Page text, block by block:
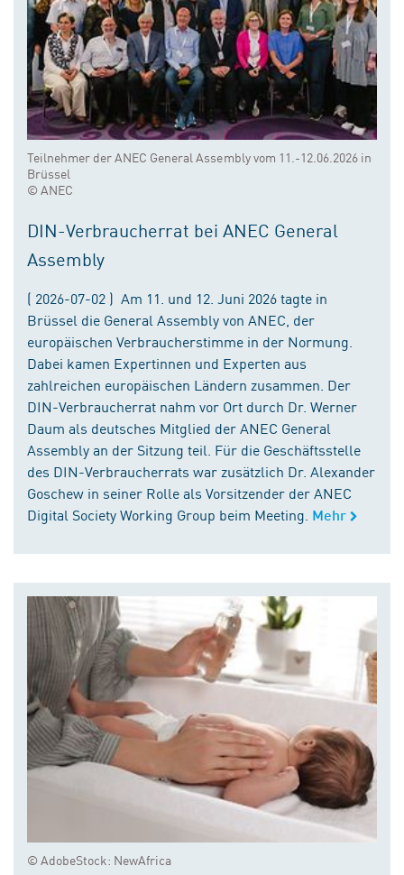
Teilnehmer der ANEC General Assembly vom 11.-12.06.2026 in
Brüssel
© ANEC
DIN-Verbraucherrat bei ANEC General
Assembly
( 2026-07-02 ) Am 11. und 12. Juni 2026 tagte in
Brüssel die General Assembly von ANEC, der
europäischen Verbraucherstimme in der Normung.
Dabei kamen Expertinnen und Experten aus
zahlreichen europäischen Ländern zusammen. Der
DIN-Verbraucherrat nahm vor Ort durch Dr. Werner
Daum als deutsches Mitglied der ANEC General
Assembly an der Sitzung teil. Für die Geschäftsstelle
des DIN-Verbraucherrats war zusätzlich Dr. Alexander
Goschew in seiner Rolle als Vorsitzender der ANEC
Digital Society Working Group beim Meeting. Mehr
© AdobeStock: NewAfrica